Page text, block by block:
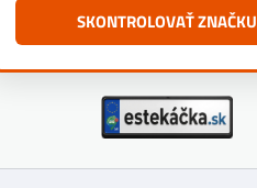
SKONTROLOVAŤ ZNAČKU